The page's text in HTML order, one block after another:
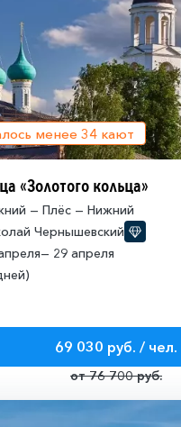
менее 34 кают
«Золотого кольца»
— Плёс — Нижний
Чернышевский
29 апреля
69 030 руб. / чел.
от 76 700 руб.